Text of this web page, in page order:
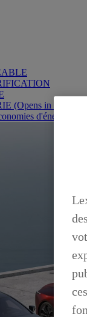
(Opens in new
d'énergie)